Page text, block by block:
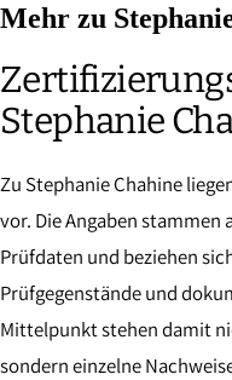
Mehr zu
Stephanie
Zu Stephanie Chahine
vor. Die Angaben
Prüfdaten und beziehen
Prüfgegenstände und
Mittelpunkt stehen damit
sondern einzelne